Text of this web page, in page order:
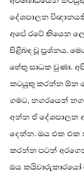
දේශපාලන
අපේ රටේ තියෙන
පිළිබඳ වූ ප්‍රශ්නය.
හේතු සාධක වුණා.
කටයුතු කරන්න ඕන
ගමට, නගරයෙන්
අන්න ඒ දේශපාලන
දෙන්න. ඔය එක එක
කරන්න පටන්
ඔය කයිවාරුකාරයෝ